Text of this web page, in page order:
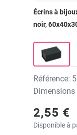
Écrins à
noir,
Référence:
2,55 €
Disponible à